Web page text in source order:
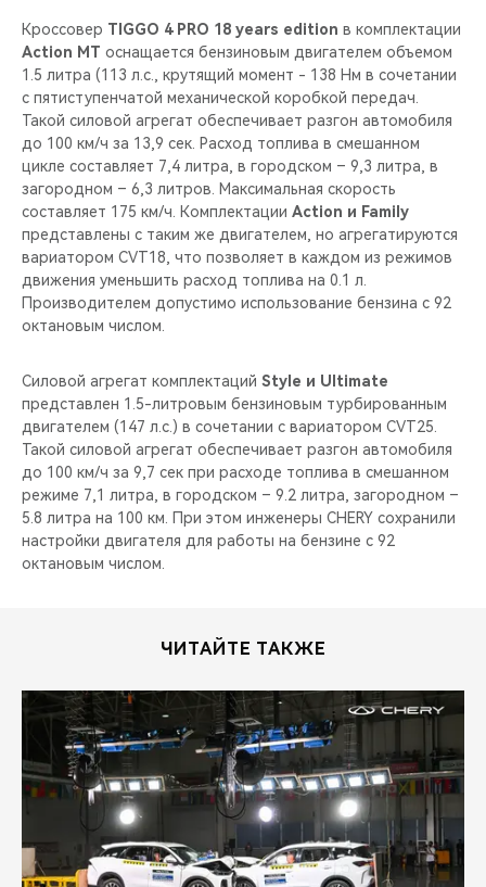
Кроссовер TIGGO 4 PRO 18 years edition в комплектации
Action MT оснащается бензиновым двигателем объемом
1.5 литра (113 л.c., крутящий момент - 138 Нм в сочетании
с пятиступенчатой механической коробкой передач.
Такой силовой агрегат обеспечивает разгон автомобиля
до 100 км/ч за 13,9 сек. Расход топлива в смешанном
цикле составляет 7,4 литра, в городском – 9,3 литра, в
загородном – 6,3 литров. Максимальная скорость
составляет 175 км/ч. Комплектации Action и Family
представлены с таким же двигателем, но агрегатируются
вариатором CVT18, что позволяет в каждом из режимов
движения уменьшить расход топлива на 0.1 л.
Производителем допустимо использование бензина с 92
октановым числом.
Силовой агрегат комплектаций Style и Ultimate
представлен 1.5-литровым бензиновым турбированным
двигателем (147 л.с.) в сочетании с вариатором CVT25.
Такой силовой агрегат обеспечивает разгон автомобиля
до 100 км/ч за 9,7 сек при расходе топлива в смешанном
режиме 7,1 литра, в городском – 9.2 литра, загородном –
5.8 литра на 100 км. При этом инженеры CHERY сохранили
настройки двигателя для работы на бензине с 92
октановым числом.
ЧИТАЙТЕ ТАКЖЕ